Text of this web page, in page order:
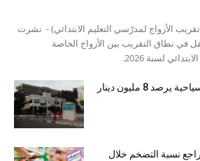
الأزواج لمدرّسي التعليم الابتدائي) - نشرت
في نطاق التقريب بين الأزواج الخاصة
لسنة 2026.
صندوق حماية المناطق السياحية يرصد 8 مليون دينار
نسبة التضخم خلال